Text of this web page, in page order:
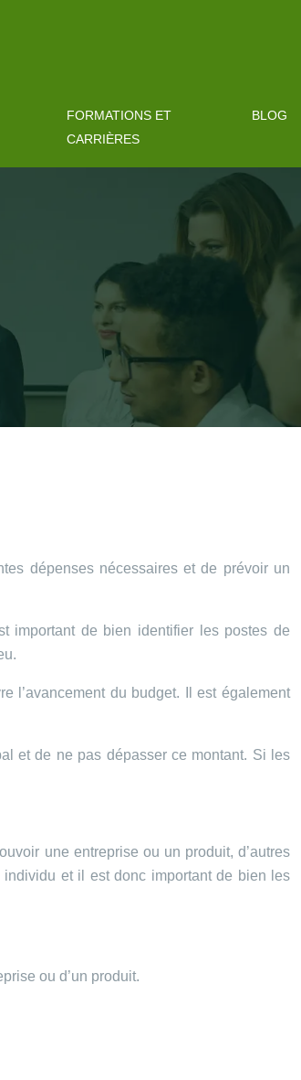
FORMATIONS ET
CARRIÈRES
BLOG
dépenses nécessaires et de prévoir un
important de bien identifier les postes de
l’avancement du budget. Il est également
et de ne pas dépasser ce montant. Si les
une entreprise ou un produit, d’autres
et il est donc important de bien les
ou d’un produit.